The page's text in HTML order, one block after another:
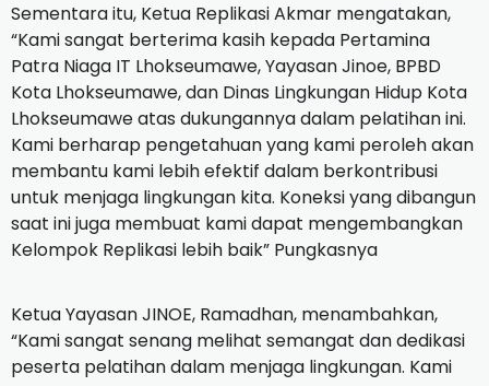
Sementara itu, Ketua Replikasi Akmar mengatakan,
“Kami sangat berterima kasih kepada Pertamina
Patra Niaga IT Lhokseumawe, Yayasan Jinoe, BPBD
Kota Lhokseumawe, dan Dinas Lingkungan Hidup Kota
Lhokseumawe atas dukungannya dalam pelatihan ini.
Kami berharap pengetahuan yang kami peroleh akan
membantu kami lebih efektif dalam berkontribusi
untuk menjaga lingkungan kita. Koneksi yang dibangun
saat ini juga membuat kami dapat mengembangkan
Kelompok Replikasi lebih baik” Pungkasnya
Ketua Yayasan JINOE, Ramadhan, menambahkan,
“Kami sangat senang melihat semangat dan dedikasi
peserta pelatihan dalam menjaga lingkungan. Kami